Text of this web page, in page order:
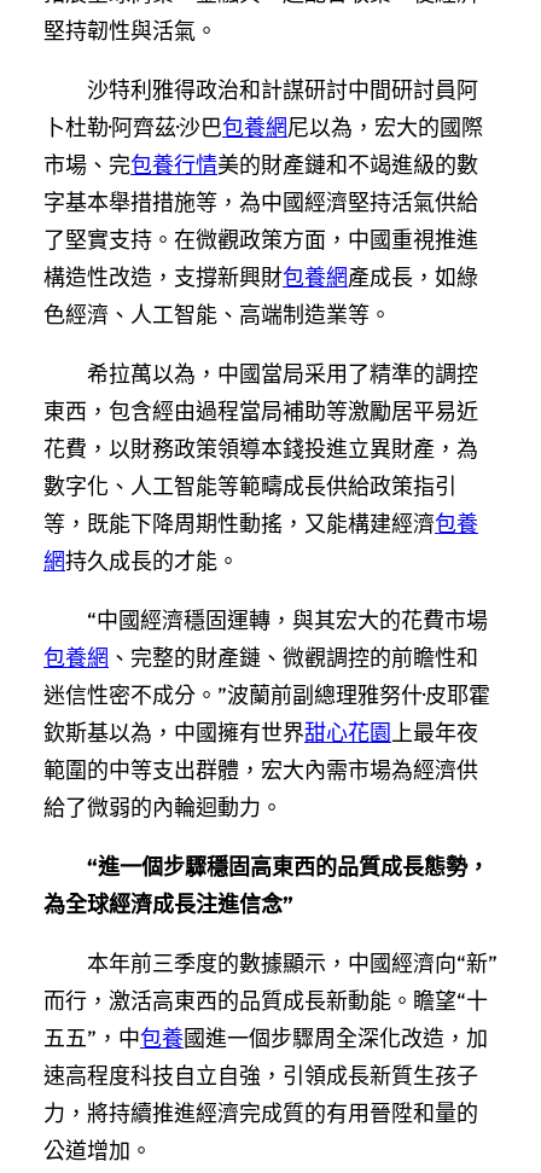
堅持韌性與活氣。
沙特利雅得政治和計謀研討中間研討員阿
卜杜勒·阿齊茲·沙巴包養網尼以為，宏大的國際
市場、完包養行情美的財產鏈和不竭進級的數
字基本舉措措施等，為中國經濟堅持活氣供給
了堅實支持。在微觀政策方面，中國重視推進
構造性改造，支撐新興財包養網產成長，如綠
色經濟、人工智能、高端制造業等。
希拉萬以為，中國當局采用了精準的調控
東西，包含經由過程當局補助等激勵居平易近
花費，以財務政策領導本錢投進立異財產，為
數字化、人工智能等範疇成長供給政策指引
等，既能下降周期性動搖，又能構建經濟包養
網持久成長的才能。
“中國經濟穩固運轉，與其宏大的花費市場
包養網 、完整的財產鏈、微觀調控的前瞻性和
迷信性密不成分。”波蘭前副總理雅努什·皮耶霍
欽斯基以為，中國擁有世界甜心花園上最年夜
範圍的中等支出群體，宏大內需市場為經濟供
給了微弱的內輪迴動力。
“進一個步驟穩固高東西的品質成長態勢，
為全球經濟成長注進信念”
本年前三季度的數據顯示，中國經濟向“新”
而行，激活高東西的品質成長新動能。瞻望“十
五五”，中包養國進一個步驟周全深化改造，加
速高程度科技自立自強，引領成長新質生孩子
力，將持續推進經濟完成質的有用晉陞和量的
公道增加。